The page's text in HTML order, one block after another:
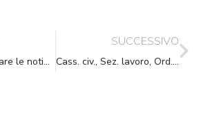
Si possono evitare le notifiche?
SUCCESSIVO
Cass. civ., Sez. lavoro, Ord., (data ud. 15/12/2021) 09/02/2022, n. 4160